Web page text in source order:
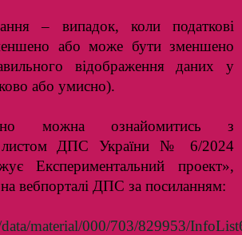
– випадок, коли податкові
або може бути зменшено
відображення даних у
або умисно).
можна ознайомитись з
листом ДПС України № 6/2024
Експериментальний проект»,
вебпорталі ДПС за посиланням:
material/000/703/829953/